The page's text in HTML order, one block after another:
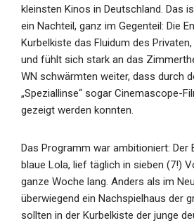
kleinsten Kinos in Deutschland. Das
ein Nachteil, ganz im Gegenteil: Die
Kurbelkiste das Fluidum des
und fühlt sich stark an das
WN schwärmten weiter, dass durch
„Speziallinse“ sogar Cinemascope-
gezeigt werden konnten.
Das Programm war ambitioniert: Der
blaue Lola, lief täglich in sieben (7!)
ganze Woche lang. Anders als im
überwiegend ein Nachspielhaus der
sollten in der Kurbelkiste der junge